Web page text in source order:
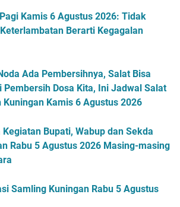
Kamis 6 Agustus 2026: Tidak
Berarti Kegagalan
Ada Pembersihnya, Salat Bisa
Pembersih Dosa Kita, Ini Jadwal Salat
Kuningan Kamis 6 Agustus 2026
Kegiatan Bupati, Wabup dan Sekda
Rabu 5 Agustus 2026 Masing-masing
Samling Kuningan Rabu 5 Agustus